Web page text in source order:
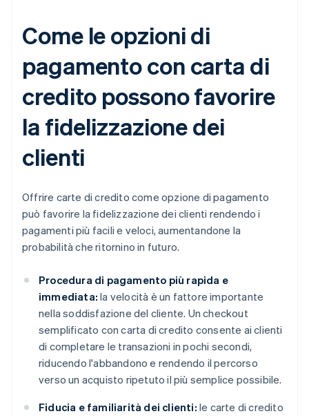
Come le opzioni di
pagamento con carta di
credito possono favorire
la fidelizzazione dei
clienti
Offrire carte di credito come opzione di pagamento
può favorire la fidelizzazione dei clienti rendendo i
pagamenti più facili e veloci, aumentandone la
probabilità che ritornino in futuro.
Procedura di pagamento più rapida e
immediata: la velocità è un fattore importante
nella soddisfazione del cliente. Un checkout
semplificato con carta di credito consente ai clienti
di completare le transazioni in pochi secondi,
riducendo l'abbandono e rendendo il percorso
verso un acquisto ripetuto il più semplice possibile.
Fiducia e familiarità dei clienti: le carte di credito